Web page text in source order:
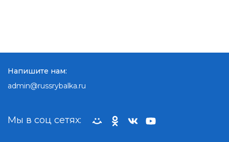
Мы в соц сетях:
Напишите нам:
admin@russrybalka.ru